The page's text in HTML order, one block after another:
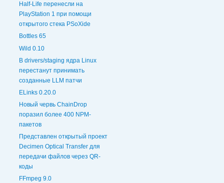
Half-Life перенесли на
PlayStation 1 при помощи
открытого стека PSoXide
Bottles 65
Wild 0.10
В drivers/staging ядра Linux
перестанут принимать
созданные LLM патчи
ELinks 0.20.0
Новый червь ChainDrop
поразил более 400 NPM-
пакетов
Представлен открытый проект
Decimen Optical Transfer для
передачи файлов через QR-
коды
FFmpeg 9.0